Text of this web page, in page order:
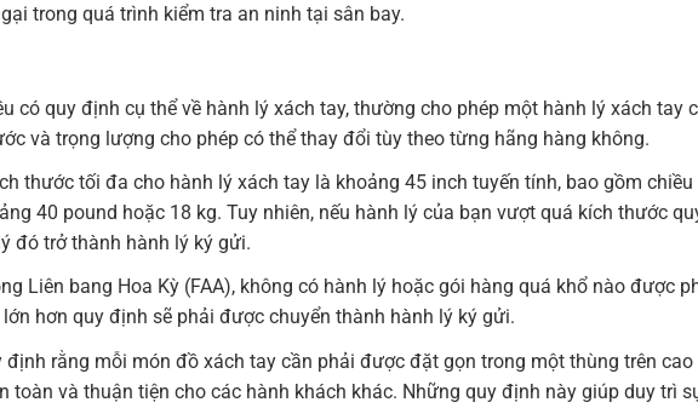
trong quá trình kiểm tra an ninh tại sân bay.
có quy định cụ thể về hành lý xách tay, thường cho phép một hành lý xách tay
và trọng lượng cho phép có thể thay đổi tùy theo từng hãng hàng không.
thước tối đa cho hành lý xách tay là khoảng 45 inch tuyến tính, bao gồm chiều
40 pound hoặc 18 kg. Tuy nhiên, nếu hành lý của bạn vượt quá kích thước
đó trở thành hành lý ký gửi.
Liên bang Hoa Kỳ (FAA), không có hành lý hoặc gói hàng quá khổ nào được
hơn quy định sẽ phải được chuyển thành hành lý ký gửi.
định rằng mỗi món đồ xách tay cần phải được đặt gọn trong một thùng trên
toàn và thuận tiện cho các hành khách khác. Những quy định này giúp duy trì